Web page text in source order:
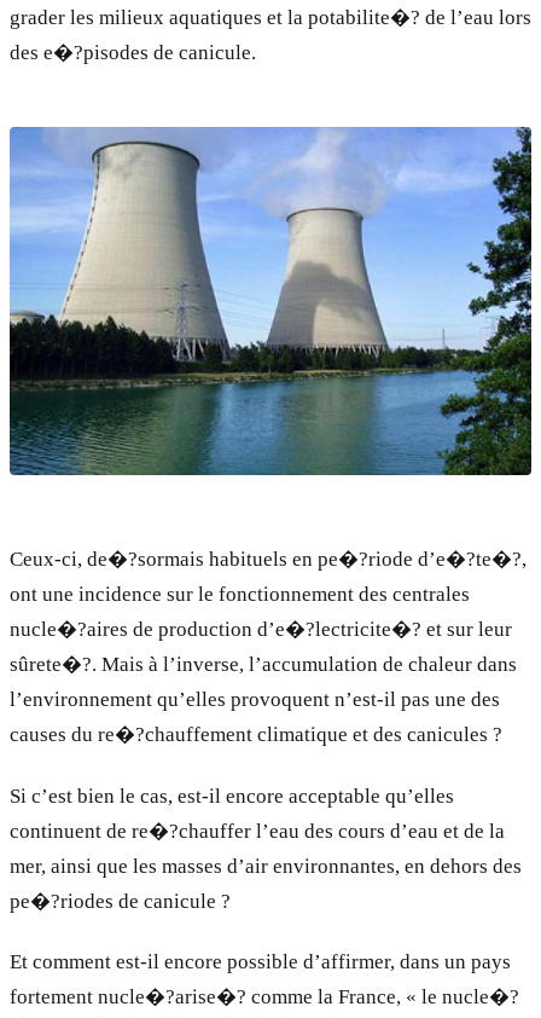
grader les milieux aquatiques et la potabilite�? de l’eau lors
des e�?pisodes de canicule.
Ceux-ci, de�?sormais habituels en pe�?riode d’e�?te�?,
ont une incidence sur le fonctionnement des centrales
nucle�?aires de production d’e�?lectricite�? et sur leur
sûrete�?. Mais à l’inverse, l’accumulation de chaleur dans
l’environnement qu’elles provoquent n’est-il pas une des
causes du re�?chauffement climatique et des canicules ?
Si c’est bien le cas, est-il encore acceptable qu’elles
continuent de re�?chauffer l’eau des cours d’eau et de la
mer, ainsi que les masses d’air environnantes, en dehors des
pe�?riodes de canicule ?
Et comment est-il encore possible d’affirmer, dans un pays
fortement nucle�?arise�? comme la France, « le nucle�?